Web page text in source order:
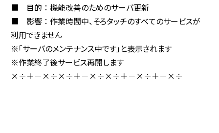
■ 目的 ： 機能改善のためのサーバ更新
■ 影響 ： 作業時間中、そろタッチのすべてのサービスが
利用できません
※「サーバのメンテナンス中です」と表示されます
※作業終了後サービス再開します
×÷＋－×÷×÷＋－×÷×÷＋－×÷＋－×÷